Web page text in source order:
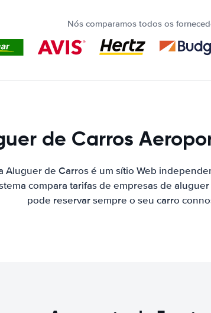
Nós comparamos todos os
de Carros
Aluguer de Carros é um sítio Web
compara tarifas de empresas de
pode reservar sempre o seu carro